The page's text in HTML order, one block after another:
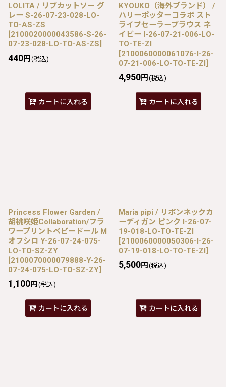
LOLITA / リブカットソー グ
レー S-26-07-23-028-LO-
TO-AS-ZS
[2100020000043586-S-26-
07-23-028-LO-TO-AS-ZS]
440円 (税込)
カートに入れる
KYOUKO（海外ブランド） /
ハリーポッターコラボ スト
ライプセーラーブラウス ネ
イビー I-26-07-21-006-LO-
TO-TE-ZI
[2100060000061076-I-26-
07-21-006-LO-TO-TE-ZI]
4,950円 (税込)
カートに入れる
Princess Flower Garden /
胡桃咲姫Collaboration/フラ
ワープリントベビードール M
オフシロ Y-26-07-24-075-
LO-TO-SZ-ZY
[2100070000079888-Y-26-
07-24-075-LO-TO-SZ-ZY]
1,100円 (税込)
カートに入れる
Maria pipi / リボンネックカ
ーディガン ピンク I-26-07-
19-018-LO-TO-TE-ZI
[2100060000050306-I-26-
07-19-018-LO-TO-TE-ZI]
5,500円 (税込)
カートに入れる